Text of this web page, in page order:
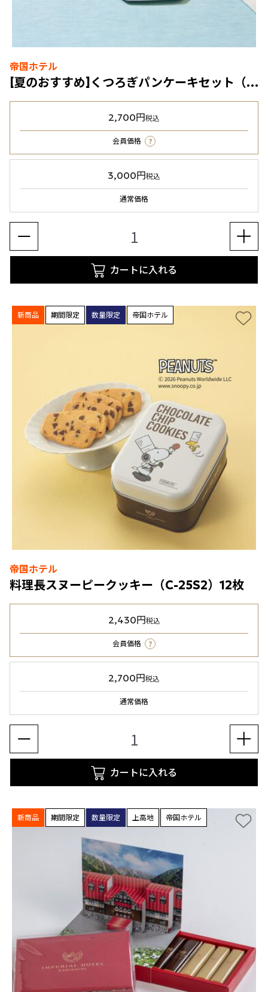
帝国ホテル
[夏のおすすめ]くつろぎパンケーキセット（冷凍食品）
2,700円税込
会員価格 ?
3,000円税込
通常価格
カートに入れる
新商品 期間限定 数量限定 帝国ホテル
帝国ホテル
料理長スヌーピークッキー（C-25S2）12枚
2,430円税込
会員価格 ?
2,700円税込
通常価格
カートに入れる
新商品 期間限定 数量限定 上高地 帝国ホテル